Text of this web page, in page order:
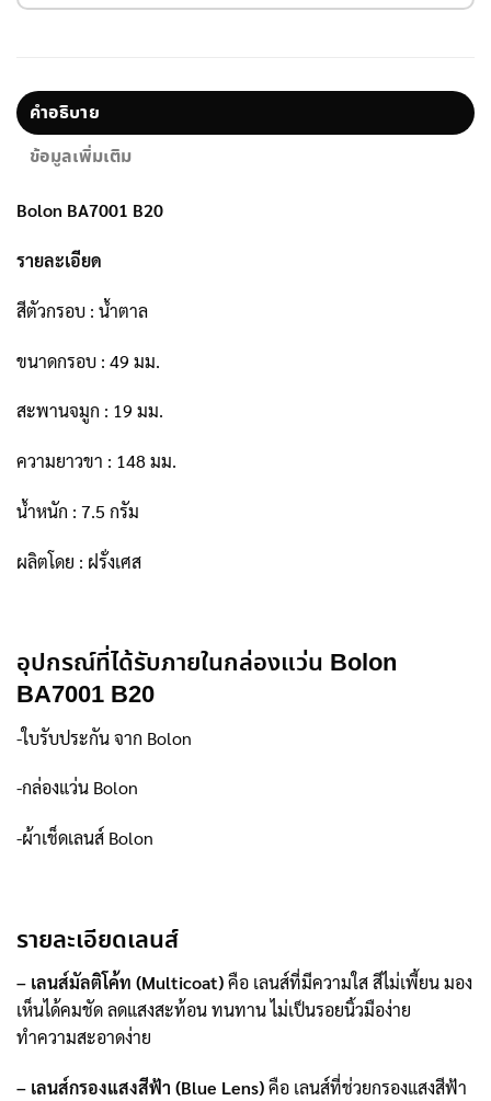
คำอธิบาย
ข้อมูลเพิ่มเติม
Bolon BA7001 B20
รายละเอียด
สีตัวกรอบ : น้ำตาล
ขนาดกรอบ : 49 มม.
สะพานจมูก : 19 มม.
ความยาวขา : 148 มม.
น้ำหนัก : 7.5 กรัม
ผลิตโดย : ฝรั่งเศส
อุปกรณ์ที่ได้รับภายในกล่องแว่น Bolon
BA7001 B20
-ใบรับประกัน จาก Bolon
-กล่องแว่น Bolon
-ผ้าเช็ดเลนส์ Bolon
รายละเอียดเลนส์
– เลนส์มัลติโค้ท (Multicoat)คือ เลนส์ที่มีความใส สีไม่เพี้ยน มอง
เห็นได้คมชัด ลดแสงสะท้อน ทนทาน ไม่เป็นรอยนิ้วมือง่าย
ทำความสะอาดง่าย
– เลนส์กรองแสงสีฟ้า (Blue Lens)คือ เลนส์ที่ช่วยกรองแสงสีฟ้า